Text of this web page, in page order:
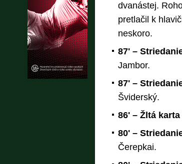
dvanástej.
pretlačil k
neskoro.
87' –
Jambor.
87' –
Šviderský.
86' – Žltá
80' –
Čerepkai.